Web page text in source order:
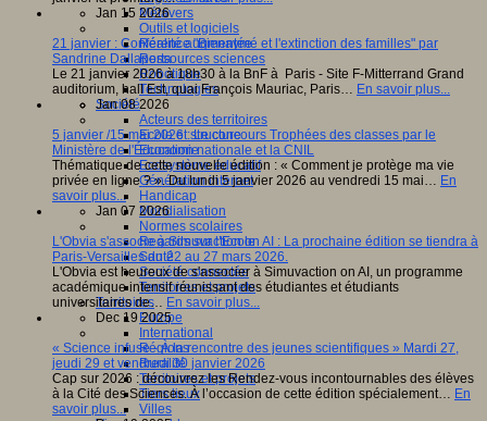
Métavers
Outils et logiciels
Réalité augmentée
Ressources sciences
Robotique
Technologies
Société
Acteurs des territoires
Ecole et structure
Economie
Ecosystème éducatif
Génération internet
Handicap
Mondialisation
Normes scolaires
Regards sur l’Ecole
Santé
Société connectée
Territoires et projets
Territoires
Europe
International
Régions
Ruralité
Territoires et projets
Tiers lieux
Villes
Jan 15 2026
21 janvier : Conférence "Bienaymé et l'extinction des familles" par
Sandrine Dallaporta
Le 21 janvier 2026 à 18h30 à la BnF à Paris - Site F-Mitterrand Grand
auditorium, hall Est, quai François Mauriac, Paris… En savoir plus...
Jan 08 2026
5 janvier /15 mai 2026 : Le concours Trophées des classes par le
Ministère de l'Éducation nationale et la CNIL
Thématique de cette nouvelle édition : « Comment je protège ma vie
privée en ligne ? ». Du lundi 5 janvier 2026 au vendredi 15 mai… En
savoir plus...
Jan 07 2026
L'Obvia s'associe à Simuvaction on AI : La prochaine édition se tiendra à
Paris-Versailles du 22 au 27 mars 2026.
L'Obvia est heureux de s'associer à Simuvaction on AI, un programme
académique intensif réunissant des étudiantes et étudiants
universitaires de… En savoir plus...
Dec 19 2025
« Science infuse - À la rencontre des jeunes scientifiques » Mardi 27,
jeudi 29 et vendredi 30 janvier 2026
Cap sur 2026 : découvrez les Rendez-vous incontournables des élèves
à la Cité des Sciences. À l’occasion de cette édition spécialement… En
savoir plus...